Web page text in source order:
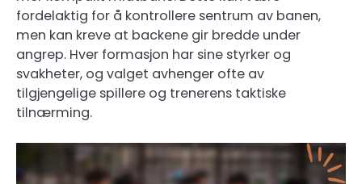
fordelaktig for å kontrollere sentrum av banen,
men kan kreve at backene gir bredde under
angrep. Hver formasjon har sine styrker og
svakheter, og valget avhenger ofte av
tilgjengelige spillere og trenerens taktiske
tilnærming.